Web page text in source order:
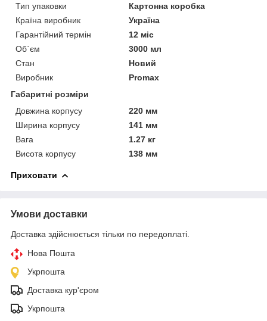
Тип упаковки
Картонна коробка
Країна виробник
Україна
Гарантійний термін
12 міс
Об`єм
3000 мл
Стан
Новий
Виробник
Promax
Габаритні розміри
Довжина корпусу
220 мм
Ширина корпусу
141 мм
Вага
1.27 кг
Висота корпусу
138 мм
Приховати
Умови доставки
Доставка здійснюється тільки по передоплаті.
Нова Пошта
Укрпошта
Доставка кур'єром
Укрпошта